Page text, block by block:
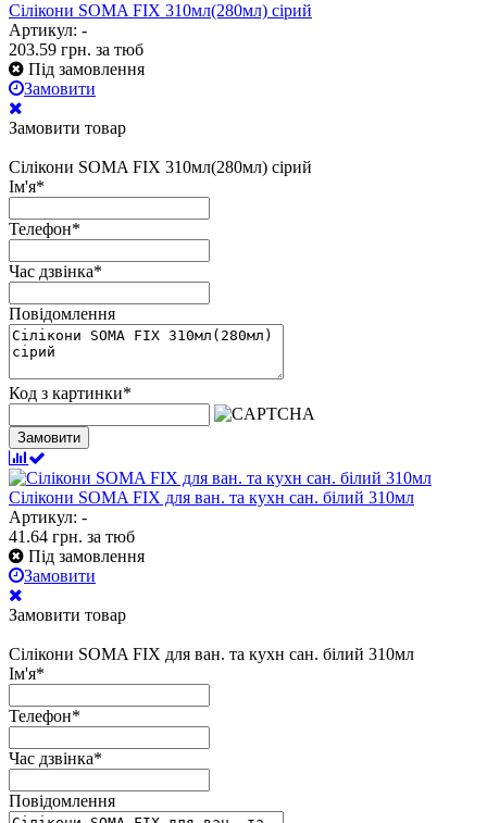
Сілікони SOMA FIX 310мл(280мл) сірий
Артикул: -
203.59 грн. за тюб
Під замовлення
Замовити
Замовити товар
Сілікони SOMA FIX 310мл(280мл) сірий
Ім'я*
Телефон*
Час дзвінка*
Повідомлення
Код з картинки*
Замовити
Сілікони SOMA FIX для ван. та кухн сан. білий 310мл
Артикул: -
41.64 грн. за тюб
Під замовлення
Замовити
Замовити товар
Сілікони SOMA FIX для ван. та кухн сан. білий 310мл
Ім'я*
Телефон*
Час дзвінка*
Повідомлення